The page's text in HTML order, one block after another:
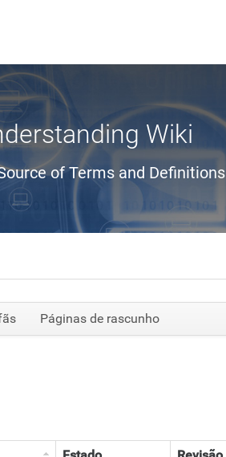
Wiki
of Terms and Definitions
Páginas de rascunho